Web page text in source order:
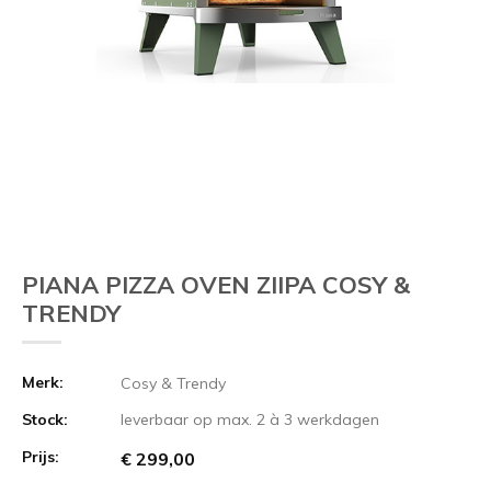
PIANA PIZZA OVEN ZIIPA COSY &
TRENDY
Merk:
Cosy & Trendy
Stock:
leverbaar op max. 2 à 3 werkdagen
Prijs:
€ 299,00